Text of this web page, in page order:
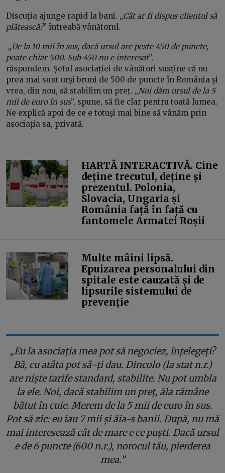
Discuția ajunge rapid la bani. „Cât ar fi dispus clientul să
plătească?” întreabă vânătorul.
„De la 10 mii în sus, dacă ursul are peste 450 de puncte,
poate chiar 500. Sub 450 nu e interesat”,
răspundem. Șeful asociației de vânători susține că nu
prea mai sunt urși bruni de 500 de puncte în România și
vrea, din nou, să stabilim un preț. „Noi dăm ursul de la 5
mii de euro în sus”, spune, să fie clar pentru toată lumea.
Ne explică apoi de ce e totuși mai bine să vânăm prin
asociația sa, privată.
HARTĂ INTERACTIVĂ. Cine
deține trecutul, deține și
prezentul. Polonia,
Slovacia, Ungaria și
România față în față cu
fantomele Armatei Roșii
Multe mâini lipsă.
Epuizarea personalului din
spitale este cauzată și de
lipsurile sistemului de
prevenție
„Eu la asociația mea pot să negociez, înțelegeți?
Bă, cu atâta pot să-ți dau. Dincolo (la stat n.r.)
are niște tarife standard, stabilite. Nu pot umbla
la ele. Noi, dacă stabilim un preț, ăla rămâne
bătut în cuie. Merem de la 5 mii de euro în sus.
Pot să zic: eu iau 7 mii și ăia-s banii. După, nu mă
mai interesează cât de mare e ce puști. Dacă ursul
e de 6 puncte (600 n.r.), norocul tău, pierderea
mea.”